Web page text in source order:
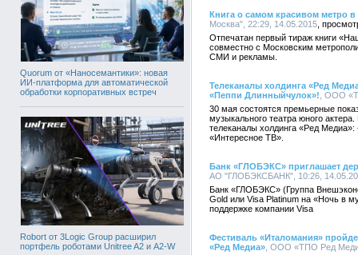
Quorum от «Наносемантики»: новая
ИИ-платформа для автоматической
обработки корпоративных встреч
Robort от 3Logic Group расширил
портфель роботами Unitree A2 и A2-W
Книга о самом красивом метро в
Москва", 22:29, 14.05.2015
Отпечатан первый тираж книги
совместно с Московским
СМИ и рекламы.
Телеканалы холдинга «Ред
«Пеппи Длинныйчулок»! , ООО
30 мая состоятся премьерные
музыкального театра юного
телеканалы холдинга «Ред
«Интересное ТВ».
Банк «ГЛОБЭКС» приглашает
АО "ГЛОБЭКСБАНК", 10:26,
Банк «ГЛОБЭКС» (Группа
Gold или Visa Platinum на «Ночь в
поддержке компании Visa
Фестиваль «Италомания»
«Ред Медиа» , ООО «ТПО Ред